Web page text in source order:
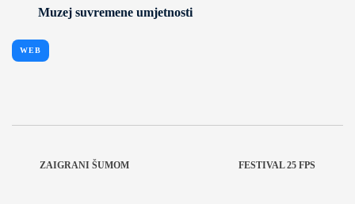
Muzej suvremene umjetnosti
WEB
ZAIGRANI ŠUMOM FESTIVAL 25 FPS